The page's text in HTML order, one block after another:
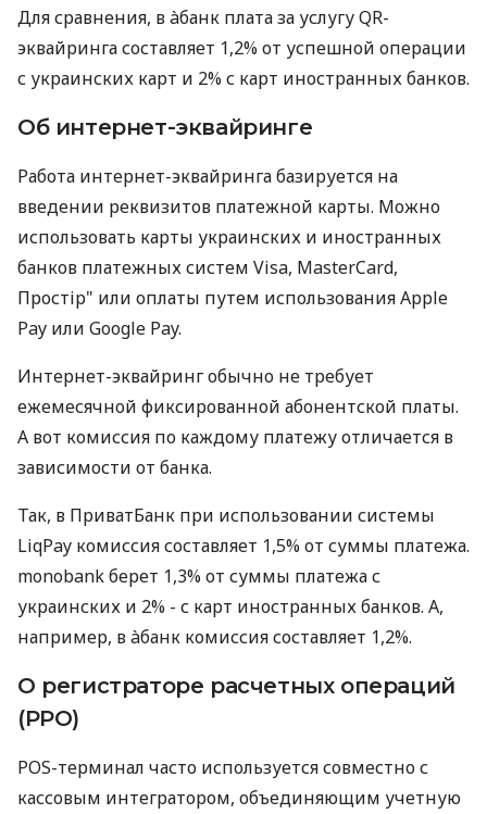
Для сравнения, в àбанк плата за услугу QR-
эквайринга составляет 1,2% от успешной операции
с украинских карт и 2% с карт иностранных банков.
Об интернет-эквайринге
Работа интернет-эквайринга базируется на
введении реквизитов платежной карты. Можно
использовать карты украинских и иностранных
банков платежных систем Visa, MasterCard,
Простір" или оплаты путем использования Apple
Pay или Google Pay.
Интернет-эквайринг обычно не требует
ежемесячной фиксированной абонентской платы.
А вот комиссия по каждому платежу отличается в
зависимости от банка.
Так, в ПриватБанк при использовании системы
LiqPay комиссия составляет 1,5% от суммы платежа.
monobank берет 1,3% от суммы платежа с
украинских и 2% - с карт иностранных банков. А,
например, в àбанк комиссия составляет 1,2%.
О регистраторе расчетных операций
(РРО)
POS-терминал часто используется совместно с
кассовым интегратором, объединяющим учетную